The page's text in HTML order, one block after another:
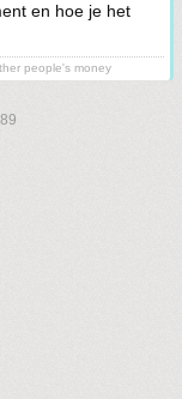
en hoe je het
people's money